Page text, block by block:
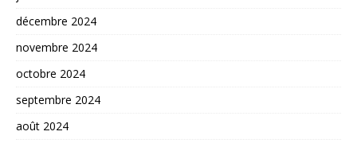
décembre 2024
novembre 2024
octobre 2024
septembre 2024
août 2024